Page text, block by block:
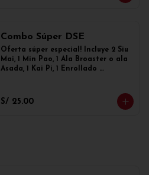
Combo Súper DSE
Oferta súper especial! Incluye 2 Siu
Mai, 1 Min Pao, 1 Ala Broaster o ala
Asada, 1 Kai Pi, 1 Enrollado
S/ 25.00